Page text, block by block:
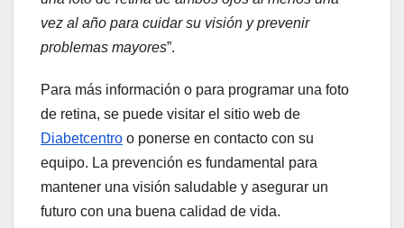
vez al año para cuidar su visión y prevenir
problemas mayores”.
Para más información o para programar una foto
de retina, se puede visitar el sitio web de
Diabetcentro o ponerse en contacto con su
equipo. La prevención es fundamental para
mantener una visión saludable y asegurar un
futuro con una buena calidad de vida.